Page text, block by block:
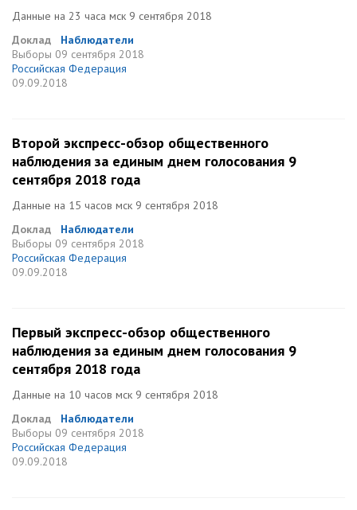
Данные на 23 часа мск 9 сентября 2018
Доклад
Наблюдатели
Выборы 09 сентября 2018
Российская Федерация
09.09.2018
Второй экспресс-обзор общественного
наблюдения за единым днем голосования 9
сентября 2018 года
Данные на 15 часов мск 9 сентября 2018
Доклад
Наблюдатели
Выборы 09 сентября 2018
Российская Федерация
09.09.2018
Первый экспресс-обзор общественного
наблюдения за единым днем голосования 9
сентября 2018 года
Данные на 10 часов мск 9 сентября 2018
Доклад
Наблюдатели
Выборы 09 сентября 2018
Российская Федерация
09.09.2018